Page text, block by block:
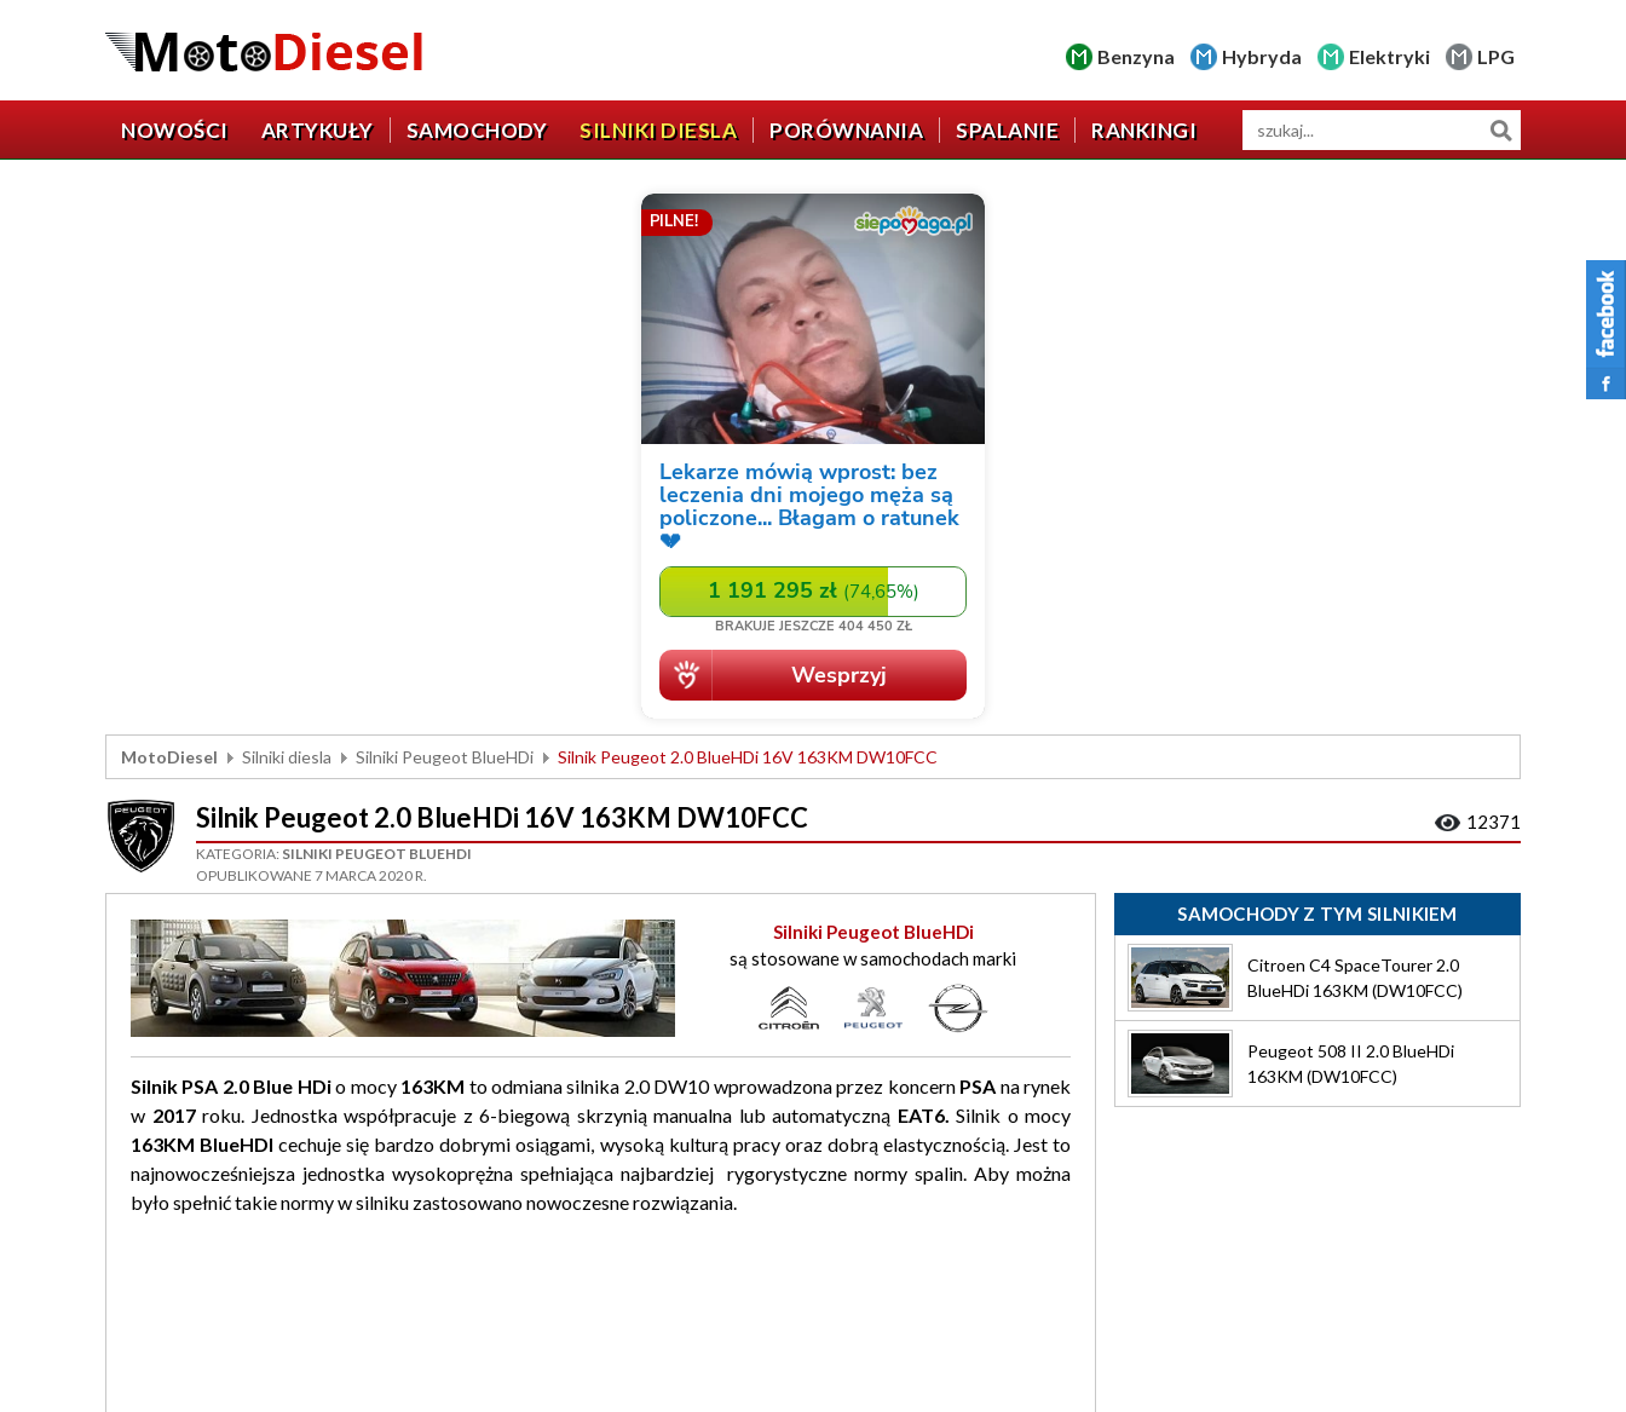
Benzyna Hybryda Elektryki LPG
NOWOŚCI ARTYKUŁY SAMOCHODY SILNIKI DIESLA PORÓWNANIA SPALANIE RANKINGI
MotoDiesel Silniki diesla Silniki Peugeot BlueHDi Silnik Peugeot 2.0 BlueHDi 16V 163KM DW10FCC
Silnik Peugeot 2.0 BlueHDi 16V 163KM DW10FCC 12371
KATEGORIA: SILNIKI PEUGEOT BLUEHDI
OPUBLIKOWANE 7 MARCA 2020 R.
Silniki Peugeot BlueHDi
są stosowane w samochodach marki
Silnik PSA 2.0 Blue HDio mocy 163KM to odmiana silnika 2.0 DW10 wprowadzona przez koncern PSA na rynek
w 2017roku. Jednostka współpracuje z 6-biegową skrzynią manualna lub automatyczną EAT6. Silnik o mocy
163KM BlueHDI cechuje się bardzo dobrymi osiągami, wysoką kulturą pracy oraz dobrą elastycznością. Jest to
najnowocześniejsza jednostka wysokoprężna spełniająca najbardziej rygorystyczne normy spalin. Aby można
było spełnić takie normy w silniku zastosowano nowoczesne rozwiązania.
SAMOCHODY Z TYM SILNIKIEM
Citroen C4 SpaceTourer 2.0
BlueHDi 163KM (DW10FCC)
Peugeot 508 II 2.0 BlueHDi
163KM (DW10FCC)